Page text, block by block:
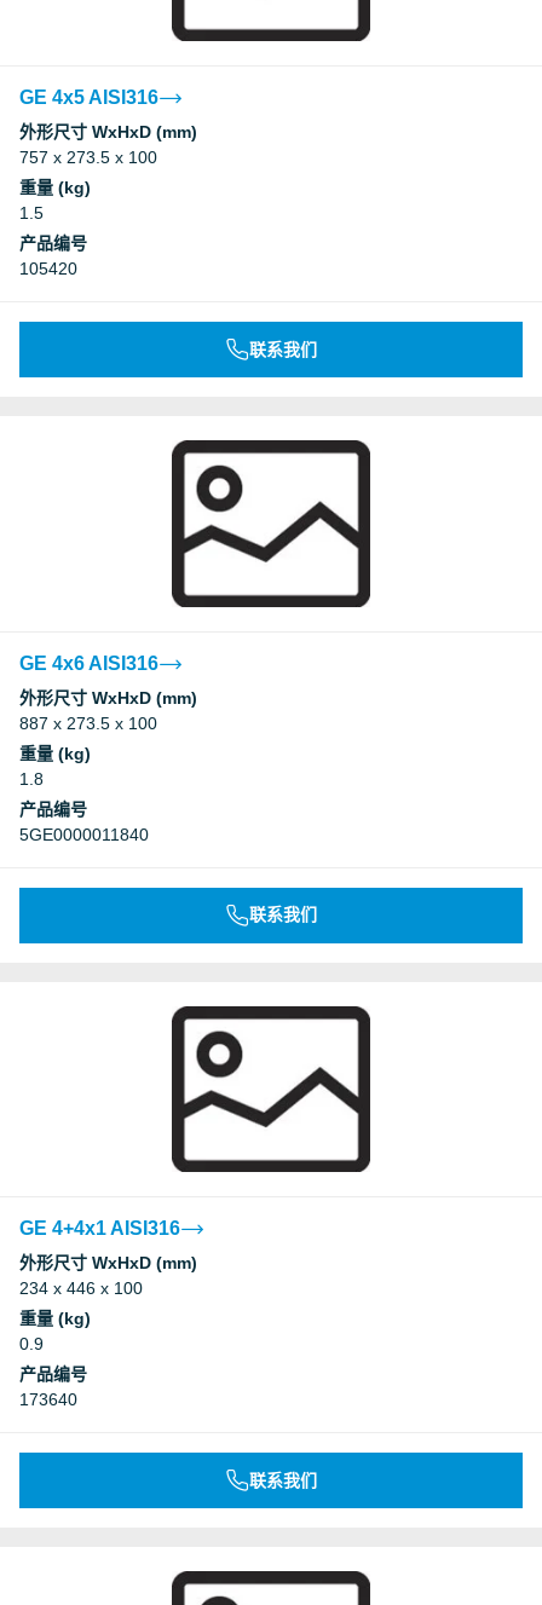
GE 4x5 AISI316
外形尺寸 WxHxD (mm)
757 x 273.5 x 100
重量 (kg)
1.5
产品编号
105420
联系我们
GE 4x6 AISI316
外形尺寸 WxHxD (mm)
887 x 273.5 x 100
重量 (kg)
1.8
产品编号
5GE0000011840
联系我们
GE 4+4x1 AISI316
外形尺寸 WxHxD (mm)
234 x 446 x 100
重量 (kg)
0.9
产品编号
173640
联系我们